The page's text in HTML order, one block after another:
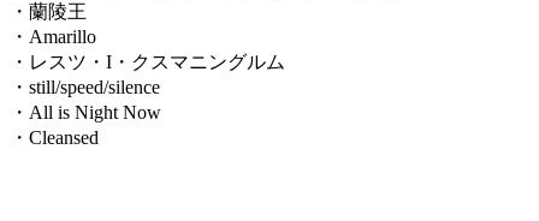
・蘭陵王
・Amarillo
・レスツ・I・クスマニングルム
・still/speed/silence
・All is Night Now
・Cleansed